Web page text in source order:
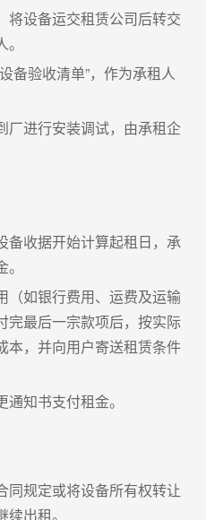
将设备运交租赁公司后转交
备验收清单”，作为承租人
厂进行安装调试，由承租企
备收据开始计算起租日，承
（如银行费用、运费及运输
完最后一宗款项后，按实际
本，并向用户寄送租赁条件
知书支付租金。
同规定或将设备所有权转让
出租。